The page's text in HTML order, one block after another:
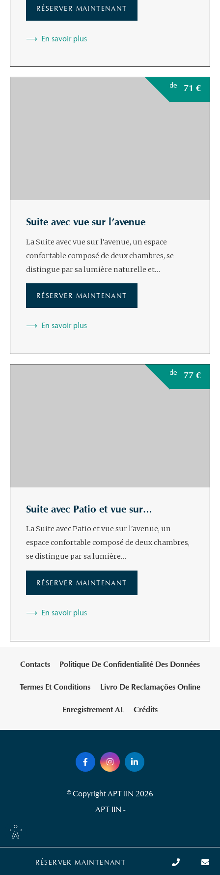
Site
settings
RÉSERVER MAINTENANT
RÉSERVER MAINTENANT
En savoir plus
de 71 €
Suite avec vue sur l’avenue
La Suite avec vue sur l'avenue, un espace
confortable composé de deux chambres, se
distingue par sa lumière naturelle et…
RÉSERVER MAINTENANT
En savoir plus
de 77 €
Suite avec Patio et vue sur…
La Suite avec Patio et vue sur l'avenue, un
espace confortable composé de deux chambres,
se distingue par sa lumière…
RÉSERVER MAINTENANT
En savoir plus
Contacts Politique De Confidentialité Des Données
Termes Et Conditions Livro De Reclamações Online
Enregistrement AL Crédits
© Copyright APT IIN 2026
APT IIN -